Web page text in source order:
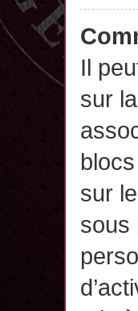
Il
sur
sur
sous